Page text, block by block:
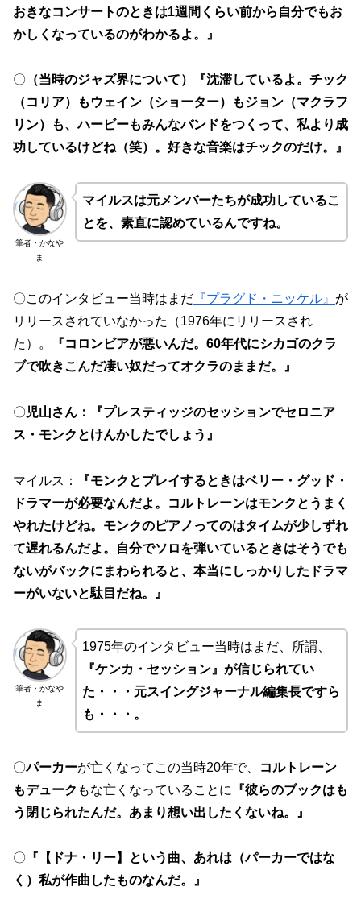
おきなコンサートのときは1週間くらい前から自分でもお
かしくなっているのがわかるよ。』
〇 （当時のジャズ界について）『沈滞しているよ。チック
（コリア）もウェイン（ショーター）もジョン（マクラフ
リン）も、ハービーもみんなバンドをつくって、私より成
功しているけどね（笑）。好きな音楽はチックのだけ。』
筆者・かなや
ま
マイルスは元メンバーたちが成功しているこ
とを、素直に認めているんですね。
〇このインタビュー当時はまだ 『プラグド・ニッケル』 が
リリースされていなかった（1976年にリリースされ
た）。
『コロンビアが悪いんだ。60年代にシカゴのクラ
ブで吹きこんだ凄い奴だってオクラのままだ。』
〇 児山さん：『プレスティッジのセッションでセロニア
ス・モンクとけんかしたでしょう』
マイルス：
『モンクとプレイするときはベリー・グッド・
ドラマーが必要なんだよ。コルトレーンはモンクとうまく
やれたけどね。モンクのピアノってのはタイムが少しずれ
て遅れるんだよ。自分でソロを弾いているときはそうでも
ないがバックにまわられると、本当にしっかりしたドラマ
ーがいないと駄目だね。』
筆者・かなや
ま
1975年のインタビュー当時はまだ、所謂、
『ケンカ・セッション』が信じられてい
た・・・元スイングジャーナル編集長ですら
も・・・。
〇パーカーが亡くなってこの当時20年で、
コルトレーン
もデューク もな亡くなっていることに
『彼らのブックはも
う閉じられたんだ。あまり想い出したくないね。』
〇 『【ドナ・リー】という曲、あれは（パーカーではな
く）私が作曲したものなんだ。』